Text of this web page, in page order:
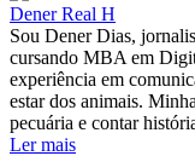
Dener Real H
Sou Dener Dias,
cursando MBA em
experiência em
estar dos animais.
pecuária e contar
Ler mais